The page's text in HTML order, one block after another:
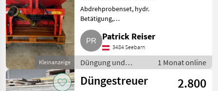
Kleinanzeige
Abdrehprobenset, hydr.
Betätigung,
Streumengenverstellung Rauch
MDS 19.1 mit Gelenkwelle,
Aufsatz, Schutzgitter,
Beleuchtung, mech.
Randstreueinrichtung. Hydr.
Schiebe
Patrick Reiser
3484 Seebarn
Düngung und
Beregnung /
Mineraldüngerstreuer/Wiegestreuer
1 Monat online
Düngestreuer
2.800